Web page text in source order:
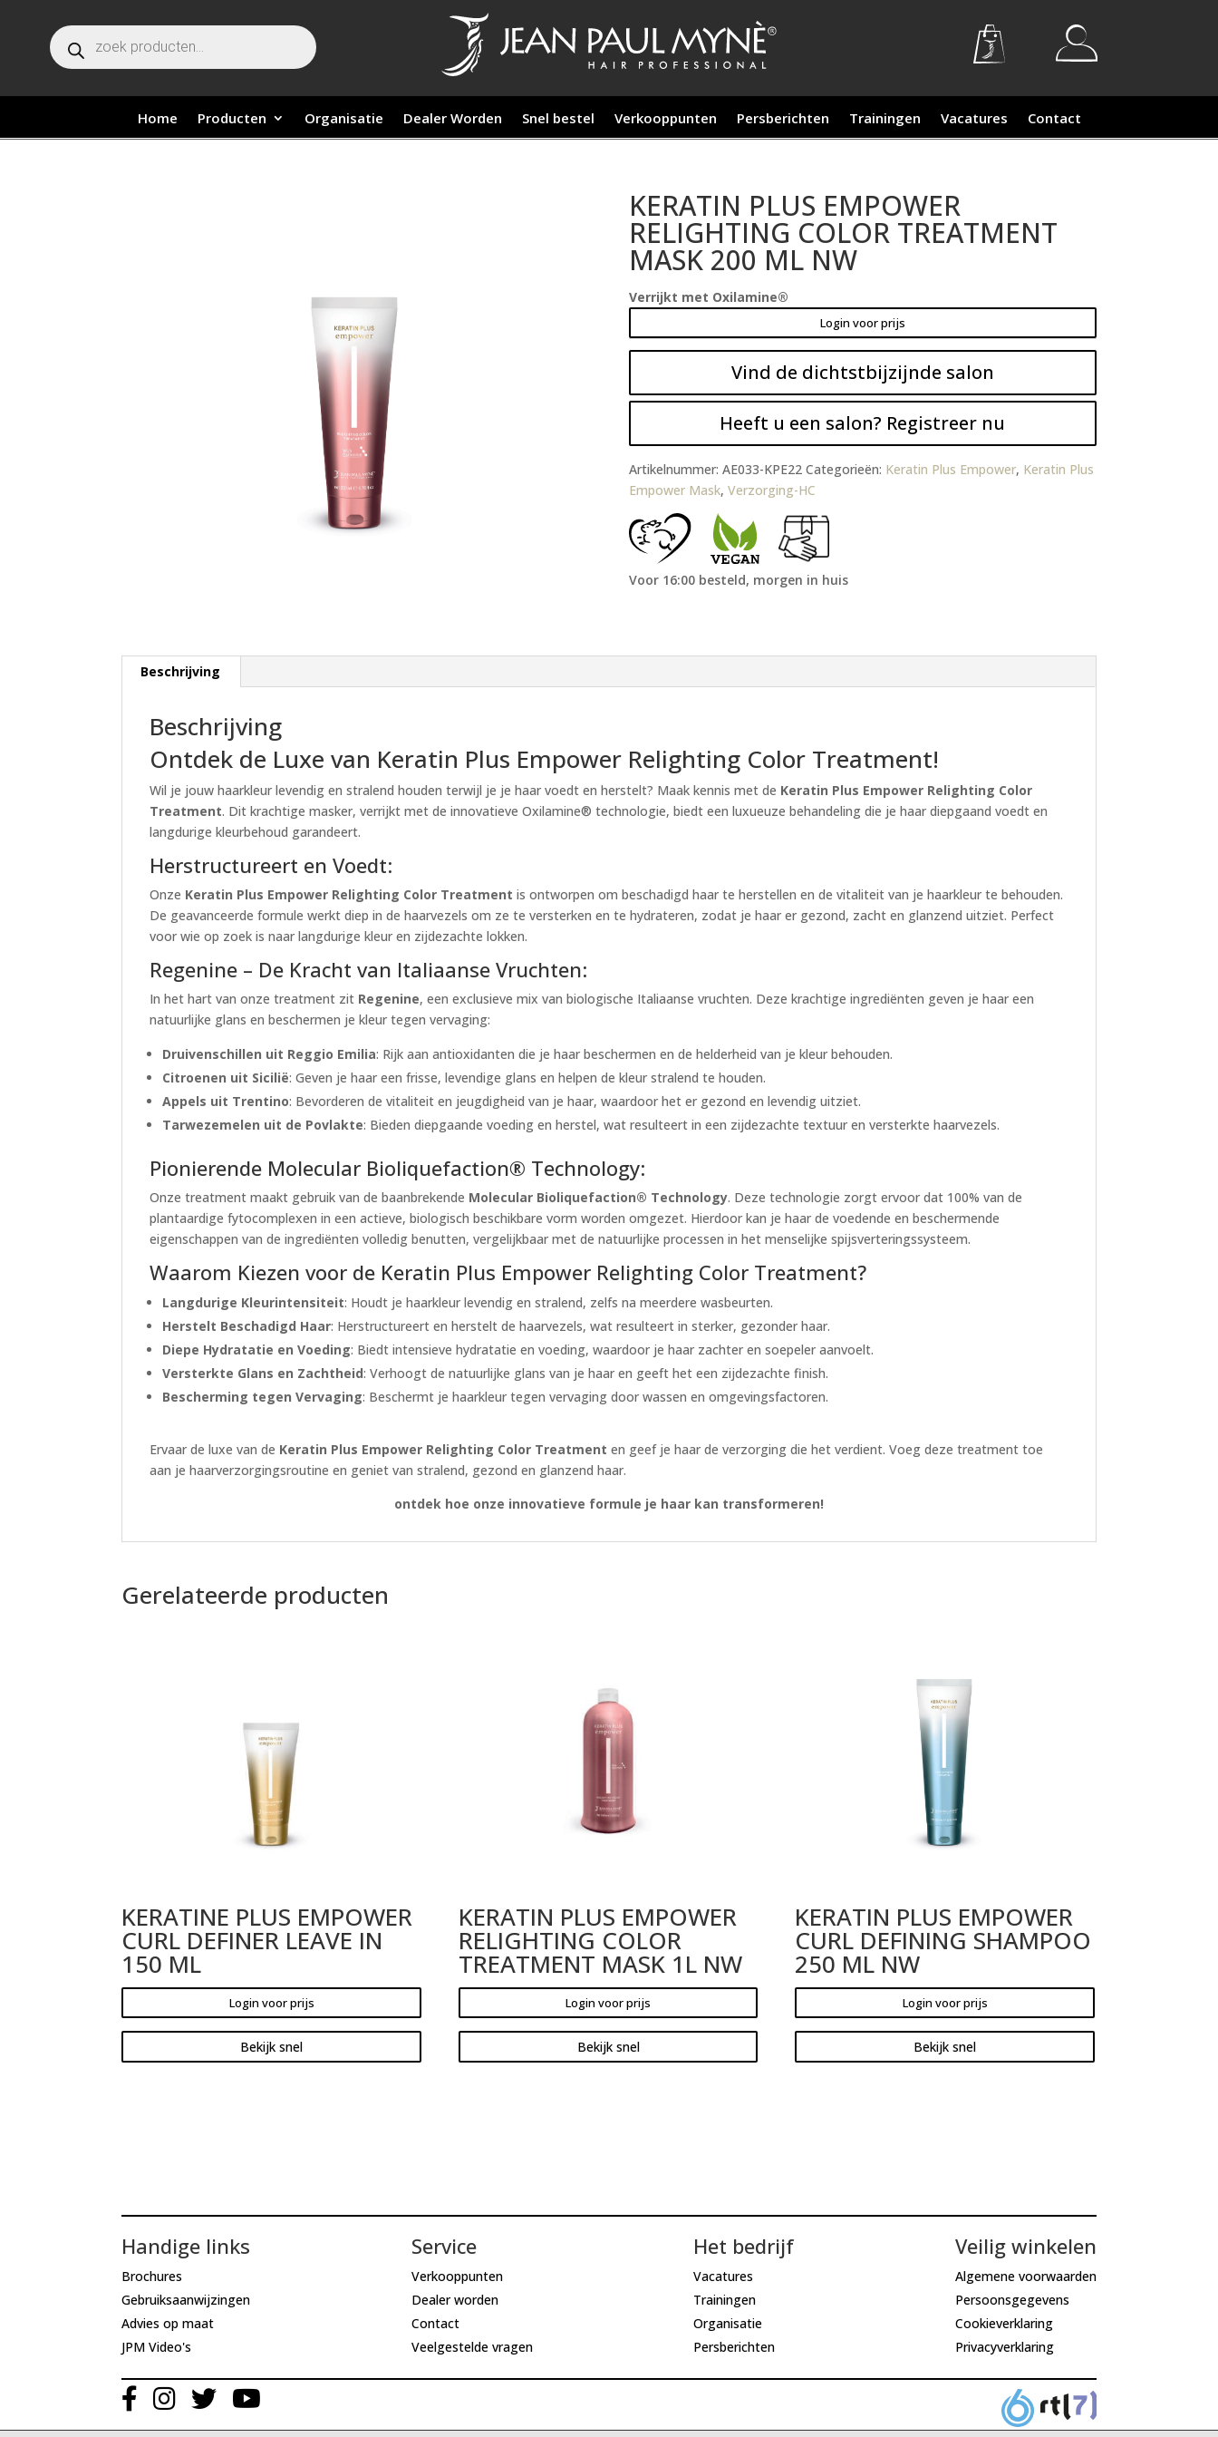
Producten zoeken
Home Producten Organisatie Dealer Worden Snel bestel Verkooppunten Persberichten Trainingen Vacatures Contact
KERATIN PLUS EMPOWER
RELIGHTING COLOR TREATMENT
MASK 200 ML NW
Verrijkt met Oxilamine®
Login voor prijs
Vind de dichtstbijzijnde salon
Heeft u een salon? Registreer nu
Artikelnummer: AE033-KPE22 Categorieën: Keratin Plus Empower, Keratin Plus
Empower Mask, Verzorging-HC
Voor 16:00 besteld, morgen in huis
Beschrijving
Beschrijving
Ontdek de Luxe van Keratin Plus Empower Relighting Color Treatment!
Wil je jouw haarkleur levendig en stralend houden terwijl je je haar voedt en herstelt? Maak kennis met de Keratin Plus Empower Relighting Color
Treatment. Dit krachtige masker, verrijkt met de innovatieve Oxilamine® technologie, biedt een luxueuze behandeling die je haar diepgaand voedt en
langdurige kleurbehoud garandeert.
Herstructureert en Voedt:
Onze Keratin Plus Empower Relighting Color Treatment is ontworpen om beschadigd haar te herstellen en de vitaliteit van je haarkleur te behouden.
De geavanceerde formule werkt diep in de haarvezels om ze te versterken en te hydrateren, zodat je haar er gezond, zacht en glanzend uitziet. Perfect
voor wie op zoek is naar langdurige kleur en zijdezachte lokken.
Regenine – De Kracht van Italiaanse Vruchten:
In het hart van onze treatment zit Regenine, een exclusieve mix van biologische Italiaanse vruchten. Deze krachtige ingrediënten geven je haar een
natuurlijke glans en beschermen je kleur tegen vervaging:
Druivenschillen uit Reggio Emilia: Rijk aan antioxidanten die je haar beschermen en de helderheid van je kleur behouden.
Citroenen uit Sicilië: Geven je haar een frisse, levendige glans en helpen de kleur stralend te houden.
Appels uit Trentino: Bevorderen de vitaliteit en jeugdigheid van je haar, waardoor het er gezond en levendig uitziet.
Tarwezemelen uit de Povlakte: Bieden diepgaande voeding en herstel, wat resulteert in een zijdezachte textuur en versterkte haarvezels.
Pionierende Molecular Bioliquefaction® Technology:
Onze treatment maakt gebruik van de baanbrekende Molecular Bioliquefaction® Technology. Deze technologie zorgt ervoor dat 100% van de
plantaardige fytocomplexen in een actieve, biologisch beschikbare vorm worden omgezet. Hierdoor kan je haar de voedende en beschermende
eigenschappen van de ingrediënten volledig benutten, vergelijkbaar met de natuurlijke processen in het menselijke spijsverteringssysteem.
Waarom Kiezen voor de Keratin Plus Empower Relighting Color Treatment?
Langdurige Kleurintensiteit: Houdt je haarkleur levendig en stralend, zelfs na meerdere wasbeurten.
Herstelt Beschadigd Haar: Herstructureert en herstelt de haarvezels, wat resulteert in sterker, gezonder haar.
Diepe Hydratatie en Voeding: Biedt intensieve hydratatie en voeding, waardoor je haar zachter en soepeler aanvoelt.
Versterkte Glans en Zachtheid: Verhoogt de natuurlijke glans van je haar en geeft het een zijdezachte finish.
Bescherming tegen Vervaging: Beschermt je haarkleur tegen vervaging door wassen en omgevingsfactoren.
Ervaar de luxe van de Keratin Plus Empower Relighting Color Treatment en geef je haar de verzorging die het verdient. Voeg deze treatment toe
aan je haarverzorgingsroutine en geniet van stralend, gezond en glanzend haar.
ontdek hoe onze innovatieve formule je haar kan transformeren!
Gerelateerde producten
KERATINE PLUS EMPOWER
CURL DEFINER LEAVE IN
150 ML
Login voor prijs
Bekijk snel
KERATIN PLUS EMPOWER
RELIGHTING COLOR
TREATMENT MASK 1L NW
Login voor prijs
Bekijk snel
KERATIN PLUS EMPOWER
CURL DEFINING SHAMPOO
250 ML NW
Login voor prijs
Bekijk snel
Handige links
Brochures
Gebruiksaanwijzingen
Advies op maat
JPM Video's
Service
Verkooppunten
Dealer worden
Contact
Veelgestelde vragen
Het bedrijf
Vacatures
Trainingen
Organisatie
Persberichten
Veilig winkelen
Algemene voorwaarden
Persoonsgegevens
Cookieverklaring
Privacyverklaring